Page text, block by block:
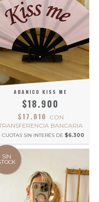
ABANICO KISS ME
$18.900
$17.010
CON
BANCARIA
CUOTAS SIN INTERÉS DE $6.300
SIN